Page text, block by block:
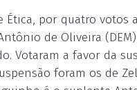
Ética, por quatro
de Oliveira
Votaram a favor da
foram os de